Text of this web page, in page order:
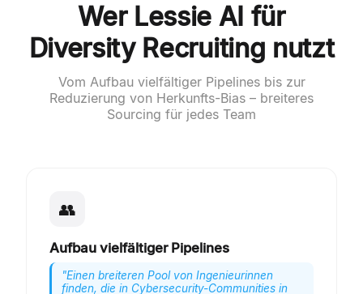
Wer Lessie AI für
Diversity Recruiting nutzt
Vom Aufbau vielfältiger Pipelines bis zur
Reduzierung von Herkunfts-Bias – breiteres
Sourcing für jedes Team
👥
Aufbau vielfältiger Pipelines
"Einen breiteren Pool von Ingenieurinnen
finden, die in Cybersecurity-Communities in